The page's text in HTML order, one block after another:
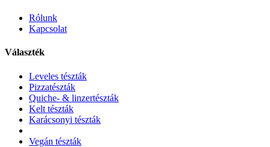
Rólunk
Kapcsolat
Választék
Leveles tészták
Pizzatészták
Quiche- & linzertészták
Kelt tészták
Karácsonyi tészták
Vegán tészták